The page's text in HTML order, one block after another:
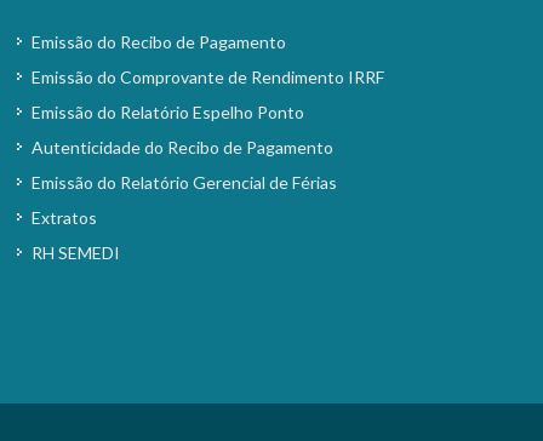
Emissão do Recibo de Pagamento
Emissão do Comprovante de Rendimento IRRF
Emissão do Relatório Espelho Ponto
Autenticidade do Recibo de Pagamento
Emissão do Relatório Gerencial de Férias
Extratos
RH SEMEDI